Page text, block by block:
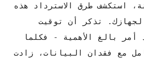
استكشف طرق الاسترداد هذه
لجهازك.
تذكر أن توقيت
أمر بالغ الأهمية - فكلما
مع فقدان البيانات، زادت